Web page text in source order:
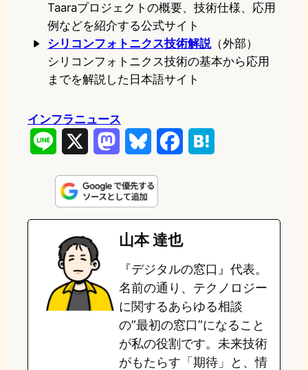
Taaraプロジェクトの概要、技術仕様、応用
例などを紹介する公式サイト
シリコンフォトニクス技術解説（外部）
シリコンフォトニクス技術の基本から応用
までを解説した日本語サイト
インフラニュース
n
e
s
t
o
o
n
u
e
s
k
e
b
o
o
k
e
a
山本 達也
『デジタルの窓口』代表。
名前の通り、テクノロジー
に関するあらゆる相談
の”最初の窓口”になること
が私の役割です。未来技術
がもたらす「期待」と、情